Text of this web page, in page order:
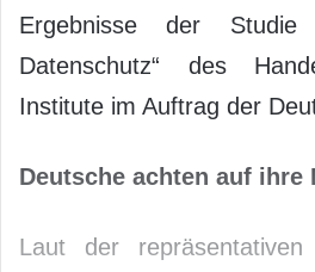
Ergebnisse der
Datenschutz“ des
Institute im Auftrag der
Deutsche achten auf ihre
Laut der